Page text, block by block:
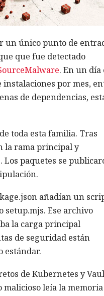
un único punto de
que fue detectado
. En un día
instalaciones por mes,
de dependencias,
toda esta familia. Tras
la rama principal y
paquetes se
añadían un
setup.mjs. Ese archivo
la carga principal
de seguridad están
estándar.
de Kubernetes y
malicioso leía la